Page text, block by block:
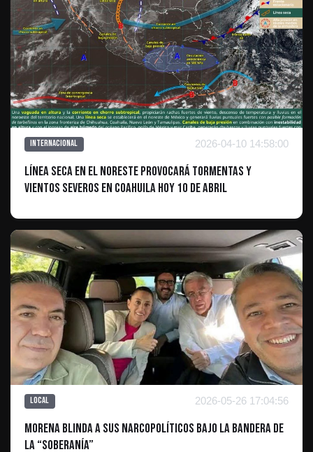
Internacional 2026-04-10 14:58:00
Línea seca en el noreste provocará tormentas y
vientos severos en Coahuila hoy 10 de abril
Local 2026-05-26 17:04:56
Morena blinda a sus narcopolíticos bajo la bandera de
la “soberanía”